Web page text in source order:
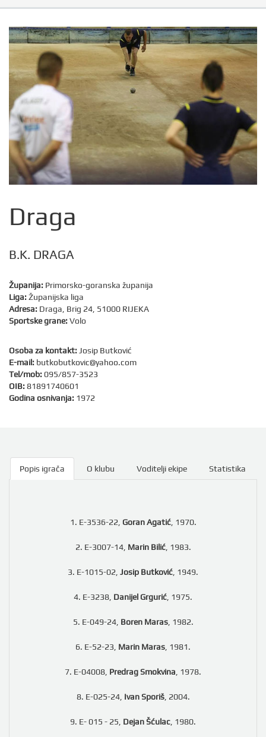
Draga
B.K. DRAGA
Županija: Primorsko-goranska županija
Liga:Županijska liga
Adresa: Draga, Brig 24, 51000 RIJEKA
Sportske grane:Volo
Osoba za kontakt: Josip Butković
E-mail: butkobutkovic@yahoo.com
Tel/mob:095/857-3523
OIB:81891740601
Godina osnivanja: 1972
Popis igrača O klubu Voditelji ekipe Statistika
1. E-3536-22, Goran Agatić, 1970.
2. E-3007-14, Marin Bilić, 1983.
3. E-1015-02, Josip Butković , 1949.
4. E-3238, Danijel Grgurić , 1975.
5. E-049-24, Boren Maras, 1982.
6. E-52-23, Marin Maras , 1981.
7. E-04008, Predrag Smokvina , 1978.
8. E-025-24, Ivan Sporiš, 2004.
9. E- 015 - 25, Dejan Šćulac , 1980.